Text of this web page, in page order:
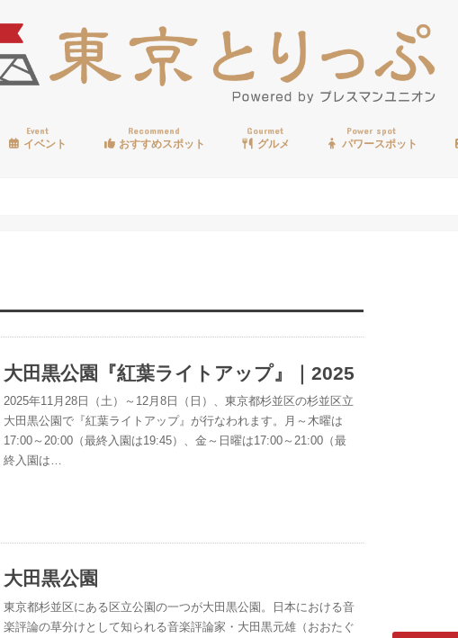
Event
イベント
Recommend
おすすめスポット
Gourmet
グルメ
Power spot
パワースポット
大田黒公園『紅葉ライトアップ』｜2025
2025年11月28日（土）～12月8日（日）、東京都杉並区の杉並区立
大田黒公園で『紅葉ライトアップ』が行なわれます。月～木曜は
17:00～20:00（最終入園は19:45）、金～日曜は17:00～21:00（最
終入園は…
大田黒公園
東京都杉並区にある区立公園の一つが大田黒公園。日本における音
楽評論の草分けとして知られる音楽評論家・大田黒元雄（おおたぐ